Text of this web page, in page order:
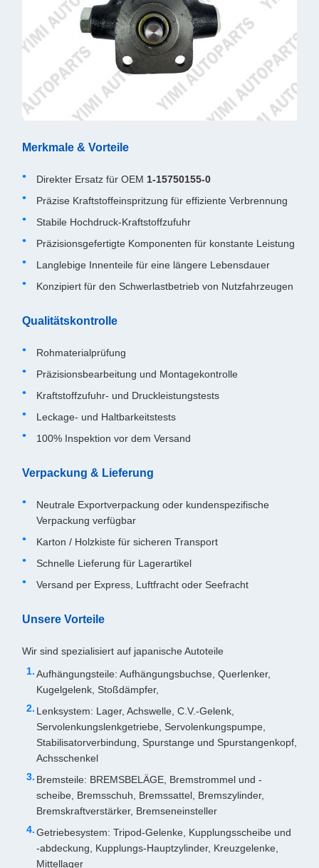
Merkmale & Vorteile
Direkter Ersatz für OEM 1-15750155-0
Präzise Kraftstoffeinspritzung für effiziente Verbrennung
Stabile Hochdruck-Kraftstoffzufuhr
Präzisionsgefertigte Komponenten für konstante Leistung
Langlebige Innenteile für eine längere Lebensdauer
Konzipiert für den Schwerlastbetrieb von Nutzfahrzeugen
Qualitätskontrolle
Rohmaterialprüfung
Präzisionsbearbeitung und Montagekontrolle
Kraftstoffzufuhr- und Druckleistungstests
Leckage- und Haltbarkeitstests
100% Inspektion vor dem Versand
Verpackung & Lieferung
Neutrale Exportverpackung oder kundenspezifische
Verpackung verfügbar
Karton / Holzkiste für sicheren Transport
Schnelle Lieferung für Lagerartikel
Versand per Express, Luftfracht oder Seefracht
Unsere Vorteile
Wir sind spezialisiert auf japanische Autoteile
Aufhängungsteile: Aufhängungsbuchse, Querlenker,
Kugelgelenk, Stoßdämpfer,
Lenksystem: Lager, Achswelle, C.V.-Gelenk,
Servolenkungslenkgetriebe, Servolenkungspumpe,
Stabilisatorverbindung, Spurstange und Spurstangenkopf,
Achsschenkel
Bremsteile: BREMSBELÄGE, Bremstrommel und -
scheibe, Bremsschuh, Bremssattel, Bremszylinder,
Bremskraftverstärker, Bremseneinsteller
Getriebesystem: Tripod-Gelenke, Kupplungsscheibe und
-abdeckung, Kupplungs-Hauptzylinder, Kreuzgelenke,
Mittellager